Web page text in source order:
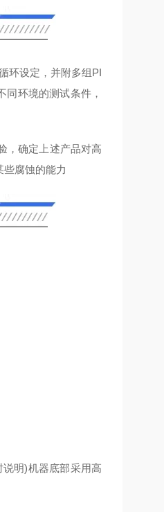
环设定，并附多组PI
环境的测试条件，
，确定上述产品对高
腐蚀的能力
明)机器底部采用高